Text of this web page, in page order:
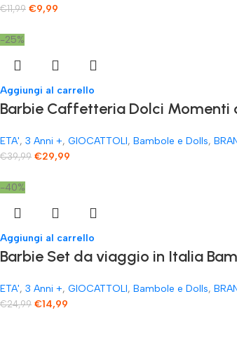
€11,99 €9,99
-25%
Aggiungi al carrello
​Barbie Caffetteria Dolci Momenti
ETA', 3 Anni +, GIOCATTOLI, Bambole e Dolls,
€39,99 €29,99
-40%
Aggiungi al carrello
Barbie Set da viaggio in Italia
ETA', 3 Anni +, GIOCATTOLI, Bambole e Dolls,
€24,99 €14,99